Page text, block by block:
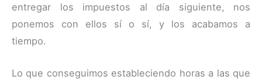
entregar los impuestos al día siguiente, nos
ponemos con ellos sí o sí, y los acabamos a
tiempo.
Lo que conseguimos estableciendo horas a las que